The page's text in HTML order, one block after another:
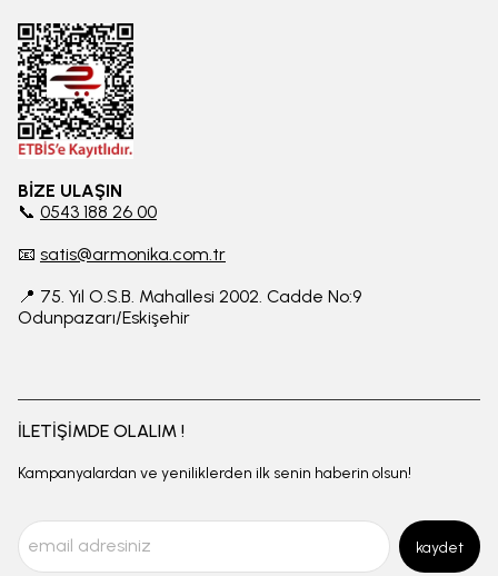
BİZE ULAŞIN
📞 0543 188 26 00
📧 satis@armonika.com.tr
📍 75. Yıl O.S.B. Mahallesi 2002. Cadde No:9
Odunpazarı/Eskişehir
İLETİŞİMDE OLALIM !
Kampanyalardan ve yeniliklerden ilk senin haberin olsun!
kaydet